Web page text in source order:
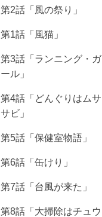
第2話「風の祭り」
第1話「風猫」
第3話「ランニング・ガ
ール」
第4話「どんぐりはムサ
サビ」
第5話「保健室物語」
第6話「缶けり」
第7話「台風が来た」
第8話「大掃除はチュウ